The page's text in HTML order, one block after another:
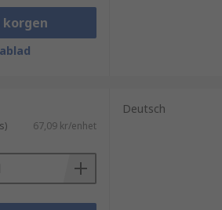
korgen
67,09 kr/enhet
Deutsch